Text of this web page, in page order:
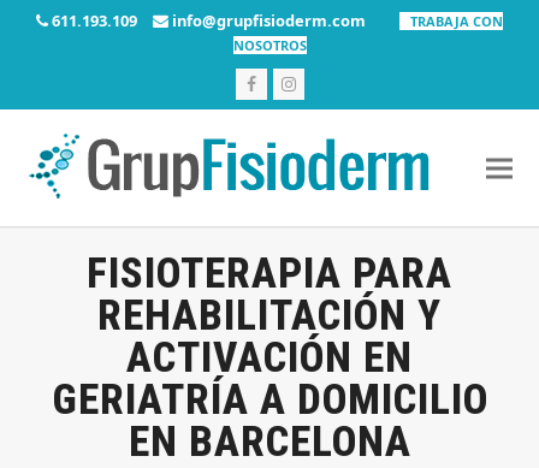
611.193.109 info@grupfisioderm.com
TRABAJA CON
NOSOTROS
FacebookInstagram
FISIOTERAPIA PARA
REHABILITACIÓN Y
ACTIVACIÓN EN
GERIATRÍA A DOMICILIO
EN BARCELONA